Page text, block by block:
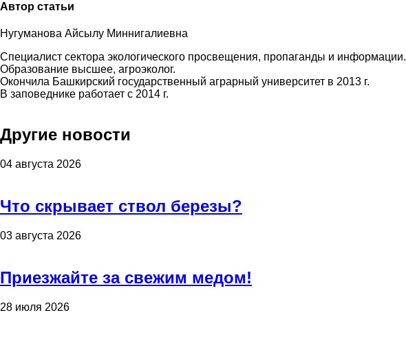
Автор статьи
Нугуманова Айсылу Миннигалиевна
Специалист сектора экологического просвещения, пропаганды и информации.
Образование высшее, агроэколог.
Окончила Башкирский государственный аграрный университет в 2013 г.
В заповеднике работает с 2014 г.
Другие новости
04 августа 2026
Что скрывает ствол березы?
03 августа 2026
Приезжайте за свежим медом!
28 июля 2026